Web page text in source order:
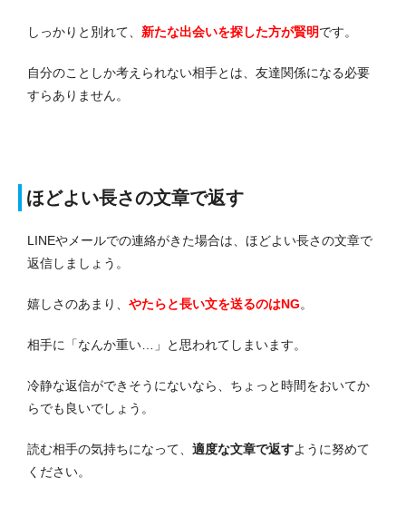
しっかりと別れて、 新たな出会いを探した方が賢明です。
自分のことしか考えられない相手とは、友達関係になる必要
すらありません。
ほどよい長さの文章で返す
LINEやメールでの連絡がきた場合は、ほどよい長さの文章で
返信しましょう。
嬉しさのあまり、 やたらと長い文を送るのはNG。
相手に「なんか重い…」と思われてしまいます。
冷静な返信ができそうにないなら、ちょっと時間をおいてか
らでも良いでしょう。
読む相手の気持ちになって、 適度な文章で返すように努めて
ください。